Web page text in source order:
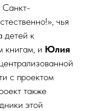
чья
детей к
книгам, и Юлия
с проектом
также
этой